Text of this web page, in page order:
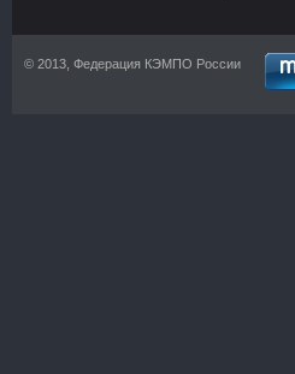
© 2013, Федерация КЭМПО России